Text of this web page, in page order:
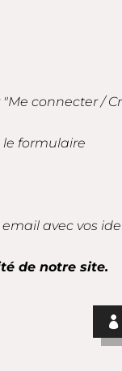
connecter /
le formulaire
avec vos
de notre site.